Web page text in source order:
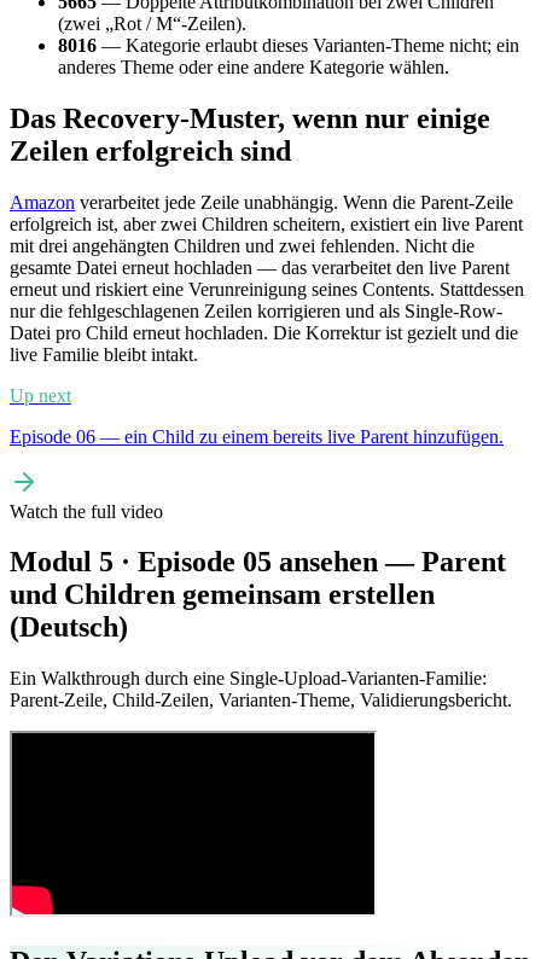
(zwei „Rot / M“-Zeilen).
8016 — Kategorie erlaubt dieses Varianten-Theme nicht; ein
anderes Theme oder eine andere Kategorie wählen.
Das Recovery-Muster, wenn nur einige
Zeilen erfolgreich sind
Amazon verarbeitet jede Zeile unabhängig. Wenn die Parent-Zeile
erfolgreich ist, aber zwei Children scheitern, existiert ein live Parent
mit drei angehängten Children und zwei fehlenden. Nicht die
gesamte Datei erneut hochladen — das verarbeitet den live Parent
erneut und riskiert eine Verunreinigung seines Contents. Stattdessen
nur die fehlgeschlagenen Zeilen korrigieren und als Single-Row-
Datei pro Child erneut hochladen. Die Korrektur ist gezielt und die
live Familie bleibt intakt.
Up next
Episode 06 — ein Child zu einem bereits live Parent hinzufügen.
Watch the full video
Modul 5 · Episode 05 ansehen — Parent
und Children gemeinsam erstellen
(Deutsch)
Ein Walkthrough durch eine Single-Upload-Varianten-Familie:
Parent-Zeile, Child-Zeilen, Varianten-Theme, Validierungsbericht.